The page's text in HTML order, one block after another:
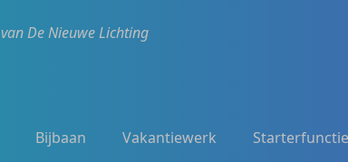
De Nieuwe Lichting
Bijbaan Vakantiewerk